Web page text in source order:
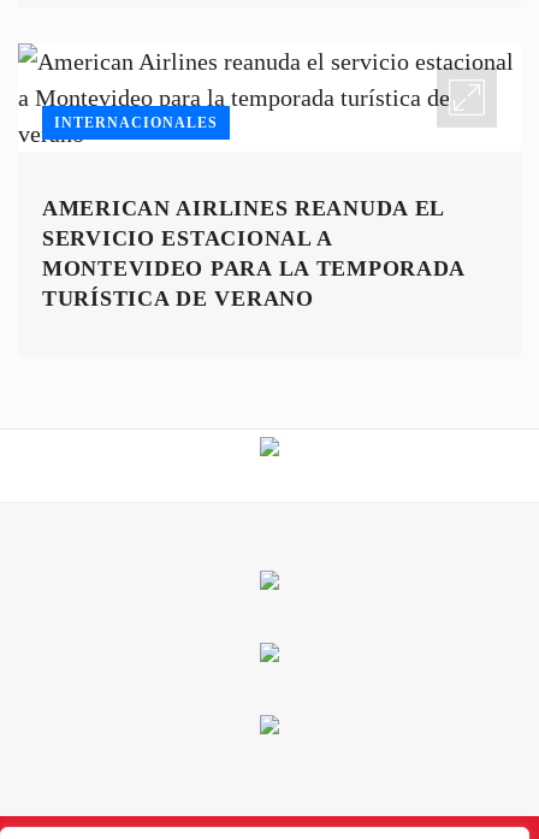
INTERNACIONALES
AMERICAN AIRLINES REANUDA EL
SERVICIO ESTACIONAL A
MONTEVIDEO PARA LA TEMPORADA
TURÍSTICA DE VERANO